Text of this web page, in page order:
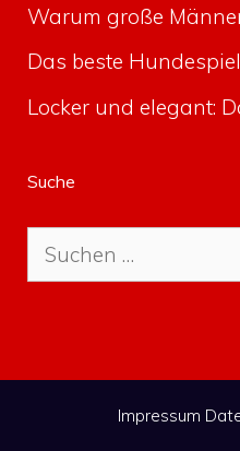
Warum große
Das beste
Locker und elegant:
Suche
Suche
nach:
Impressum